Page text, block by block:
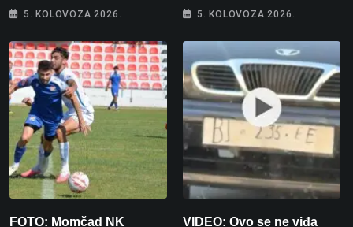
kamo odlazi 82 hrvatska
5. KOLOVOZA 2026.
bez 1000 eura
5. KOLOVOZA 2026.
FOTO: Momčad NK
VIDEO: Ovo se ne viđa